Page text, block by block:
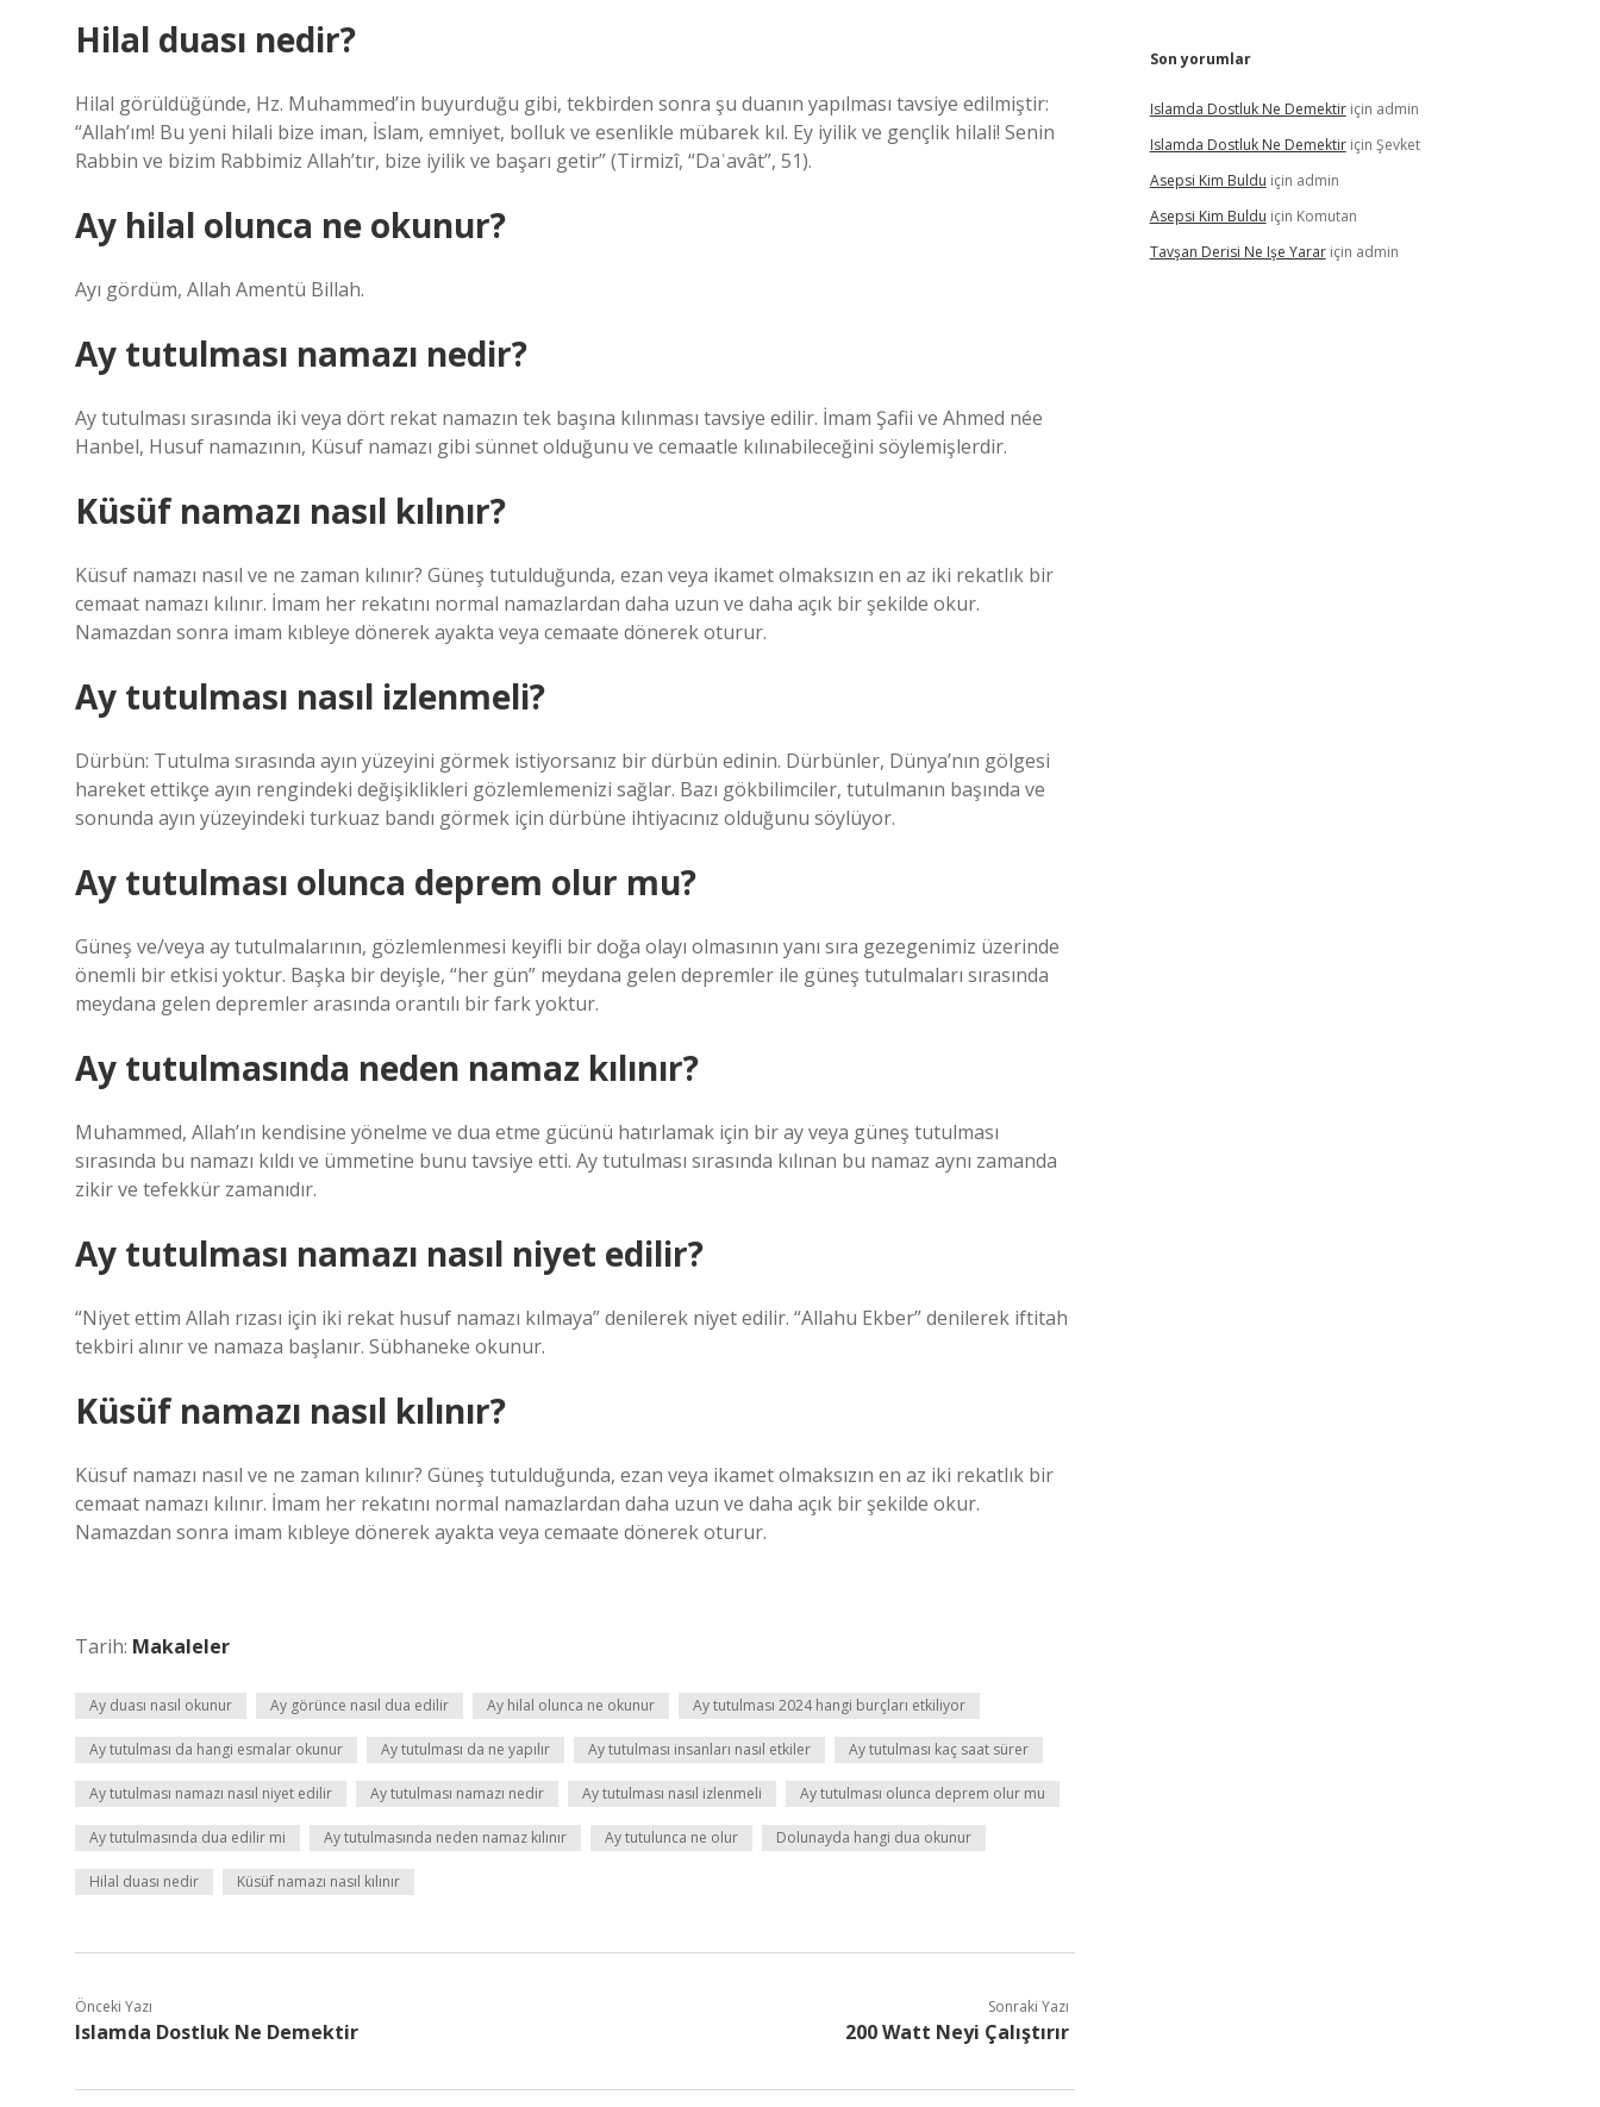
Hilal duası nedir?
Hilal görüldüğünde, Hz. Muhammed’in buyurduğu gibi, tekbirden sonra şu duanın yapılması tavsiye edilmiştir:
“Allah’ım! Bu yeni hilali bize iman, İslam, emniyet, bolluk ve esenlikle mübarek kıl. Ey iyilik ve gençlik hilali! Senin
Rabbin ve bizim Rabbimiz Allah’tır, bize iyilik ve başarı getir” (Tirmizî, “Daʿavât”, 51).
Ay hilal olunca ne okunur?
Ayı gördüm, Allah Amentü Billah.
Ay tutulması namazı nedir?
Ay tutulması sırasında iki veya dört rekat namazın tek başına kılınması tavsiye edilir. İmam Şafii ve Ahmed née
Hanbel, Husuf namazının, Küsuf namazı gibi sünnet olduğunu ve cemaatle kılınabileceğini söylemişlerdir.
Küsüf namazı nasıl kılınır?
Küsuf namazı nasıl ve ne zaman kılınır? Güneş tutulduğunda, ezan veya ikamet olmaksızın en az iki rekatlık bir
cemaat namazı kılınır. İmam her rekatını normal namazlardan daha uzun ve daha açık bir şekilde okur.
Namazdan sonra imam kıbleye dönerek ayakta veya cemaate dönerek oturur.
Ay tutulması nasıl izlenmeli?
Dürbün: Tutulma sırasında ayın yüzeyini görmek istiyorsanız bir dürbün edinin. Dürbünler, Dünya’nın gölgesi
hareket ettikçe ayın rengindeki değişiklikleri gözlemlemenizi sağlar. Bazı gökbilimciler, tutulmanın başında ve
sonunda ayın yüzeyindeki turkuaz bandı görmek için dürbüne ihtiyacınız olduğunu söylüyor.
Ay tutulması olunca deprem olur mu?
Güneş ve/veya ay tutulmalarının, gözlemlenmesi keyifli bir doğa olayı olmasının yanı sıra gezegenimiz üzerinde
önemli bir etkisi yoktur. Başka bir deyişle, “her gün” meydana gelen depremler ile güneş tutulmaları sırasında
meydana gelen depremler arasında orantılı bir fark yoktur.
Ay tutulmasında neden namaz kılınır?
Muhammed, Allah’ın kendisine yönelme ve dua etme gücünü hatırlamak için bir ay veya güneş tutulması
sırasında bu namazı kıldı ve ümmetine bunu tavsiye etti. Ay tutulması sırasında kılınan bu namaz aynı zamanda
zikir ve tefekkür zamanıdır.
Ay tutulması namazı nasıl niyet edilir?
“Niyet ettim Allah rızası için iki rekat husuf namazı kılmaya” denilerek niyet edilir. “Allahu Ekber” denilerek iftitah
tekbiri alınır ve namaza başlanır. Sübhaneke okunur.
Küsüf namazı nasıl kılınır?
Küsuf namazı nasıl ve ne zaman kılınır? Güneş tutulduğunda, ezan veya ikamet olmaksızın en az iki rekatlık bir
cemaat namazı kılınır. İmam her rekatını normal namazlardan daha uzun ve daha açık bir şekilde okur.
Namazdan sonra imam kıbleye dönerek ayakta veya cemaate dönerek oturur.
Tarih: Makaleler
Ay duası nasıl okunur Ay görünce nasıl dua edilir Ay hilal olunca ne okunur Ay tutulması 2024 hangi burçları etkiliyor
Ay tutulması da hangi esmalar okunur Ay tutulması da ne yapılır Ay tutulması insanları nasıl etkiler Ay tutulması kaç saat sürer
Ay tutulması namazı nasıl niyet edilir Ay tutulması namazı nedir Ay tutulması nasıl izlenmeli Ay tutulması olunca deprem olur mu
Ay tutulmasında dua edilir mi Ay tutulmasında neden namaz kılınır Ay tutulunca ne olur Dolunayda hangi dua okunur
Hilal duası nedir Küsüf namazı nasıl kılınır
Önceki Yazı
Islamda Dostluk Ne Demektir
Sonraki Yazı
200 Watt Neyi Çalıştırır
Son yorumlar
Islamda Dostluk Ne Demektiriçin admin
Islamda Dostluk Ne Demektiriçin Şevket
Asepsi Kim Buldu için admin
Asepsi Kim Buldu için Komutan
Tavşan Derisi Ne Işe Yarariçin admin